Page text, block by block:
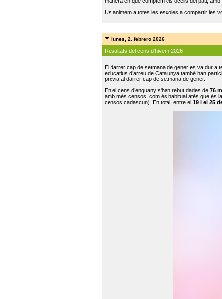
Us animem a totes les escoles a compartir les
lunes, 2. febrero 2026
Resultats del cens d'hivern 2026
El darrer cap de setmana de gener es va dur a
educatius d’arreu de Catalunya també han
prèvia al darrer cap de setmana de gener.
En el cens d’enguany s'han rebut dades de 76
amb més censos, com és habitual atès que és
censos cadascun). En total, entre el 19 i el 25